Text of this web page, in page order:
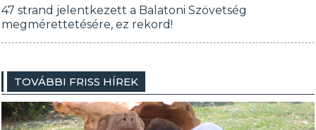
47 strand jelentkezett a Balatoni Szövetség
megmérettetésére, ez rekord!
TOVÁBBI FRISS HÍREK